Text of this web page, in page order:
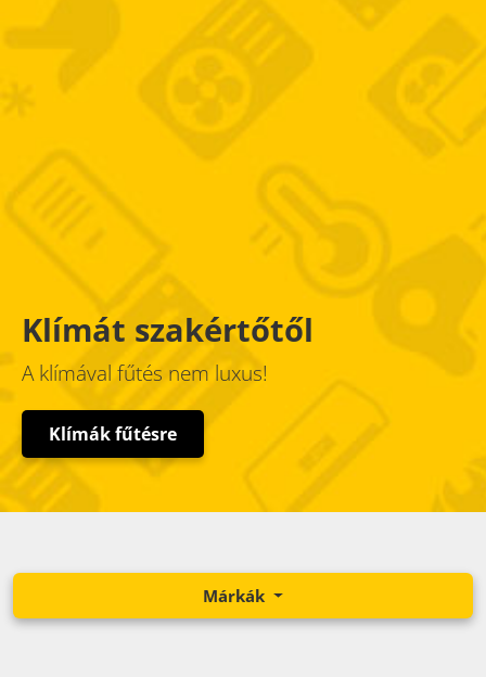
Klímát szakértőtől
A klímával fűtés nem luxus!
Klímák fűtésre
Márkák